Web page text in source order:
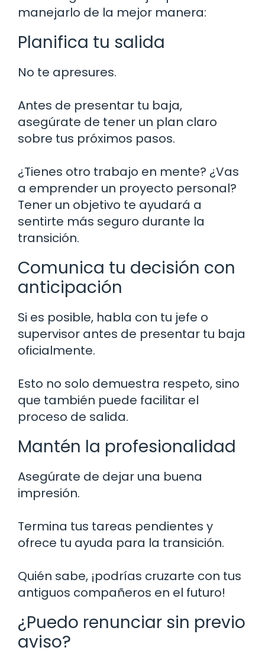
manejarlo de la mejor manera:
Planifica tu salida
No te apresures.
Antes de presentar tu baja,
asegúrate de tener un plan claro
sobre tus próximos pasos.
¿Tienes otro trabajo en mente? ¿Vas
a emprender un proyecto personal?
Tener un objetivo te ayudará a
sentirte más seguro durante la
transición.
Comunica tu decisión con
anticipación
Si es posible, habla con tu jefe o
supervisor antes de presentar tu baja
oficialmente.
Esto no solo demuestra respeto, sino
que también puede facilitar el
proceso de salida.
Mantén la profesionalidad
Asegúrate de dejar una buena
impresión.
Termina tus tareas pendientes y
ofrece tu ayuda para la transición.
Quién sabe, ¡podrías cruzarte con tus
antiguos compañeros en el futuro!
¿Puedo renunciar sin previo
aviso?